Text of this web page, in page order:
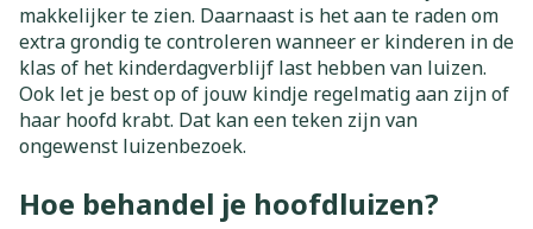
makkelijker te zien. Daarnaast is het aan te raden om
extra grondig te controleren wanneer er kinderen in de
klas of het kinderdagverblijf last hebben van luizen.
Ook let je best op of jouw kindje regelmatig aan zijn of
haar hoofd krabt. Dat kan een teken zijn van
ongewenst luizenbezoek.
Hoe behandel je hoofdluizen?